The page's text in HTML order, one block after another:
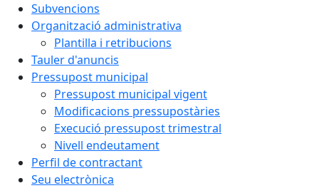
Subvencions
Organització administrativa
Plantilla i retribucions
Tauler d'anuncis
Pressupost municipal
Pressupost municipal vigent
Modificacions pressupostàries
Execució pressupost trimestral
Nivell endeutament
Perfil de contractant
Seu electrònica